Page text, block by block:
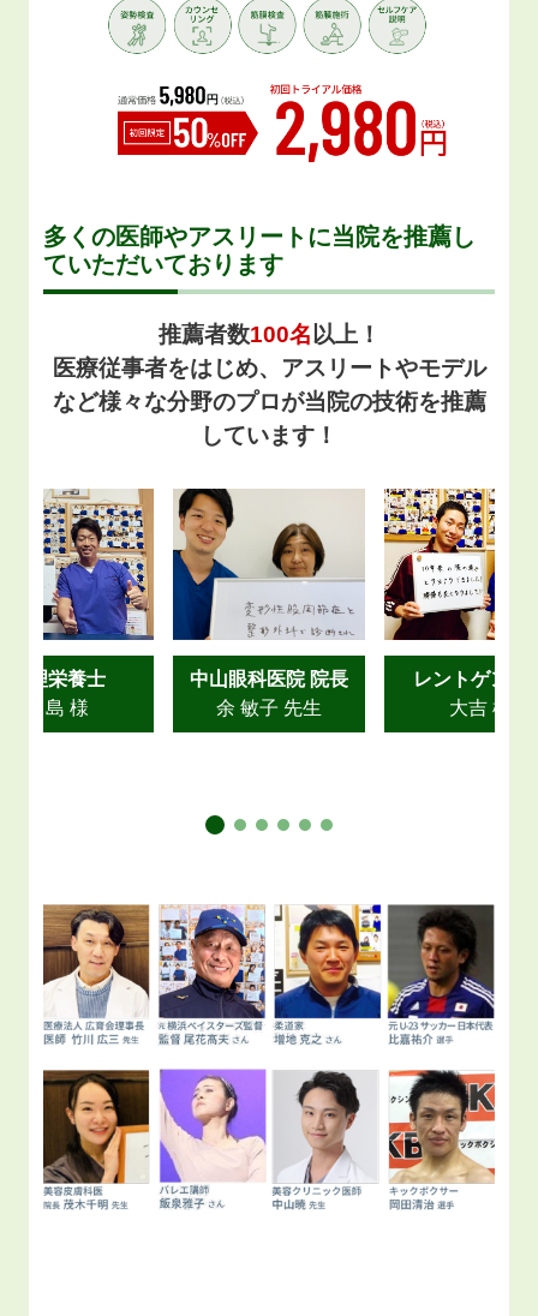
多くの医師やアスリートに当院を推薦し
ていただいております
推薦者数100名以上！
医療従事者をはじめ、アスリートやモデル
など様々な分野のプロが当院の技術を推薦
しています！
管理栄養士
川島 様
中山眼科医院 院長
余 敏子 先生
レントゲン技
大吉 様